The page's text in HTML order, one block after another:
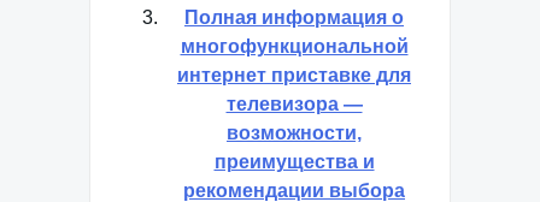
Полная информация о
многофункциональной
интернет приставке для
телевизора —
возможности,
преимущества и
рекомендации выбора